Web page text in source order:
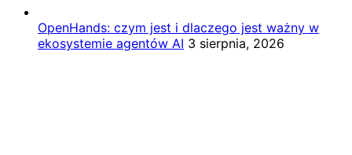
OpenHands: czym jest i dlaczego jest ważny w
ekosystemie agentów AI 3 sierpnia, 2026